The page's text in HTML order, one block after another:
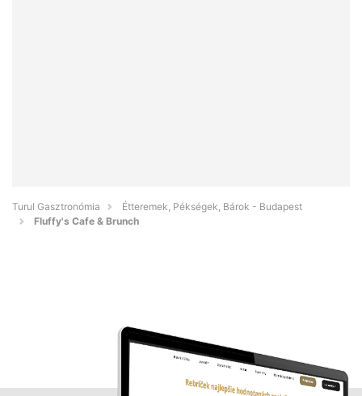
Turul Gasztronómia
Étteremek, Pékségek, Bárok - Budapest
Fluffy's Cafe & Brunch